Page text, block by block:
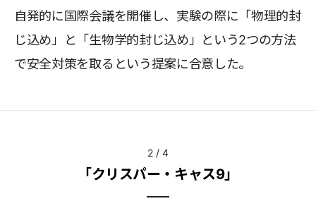
自発的に国際会議を開催し、実験の際に「物理的封
じ込め」と「生物学的封じ込め」という2つの方法
で安全対策を取るという提案に合意した。
2 / 4
「クリスパー・キャス9」